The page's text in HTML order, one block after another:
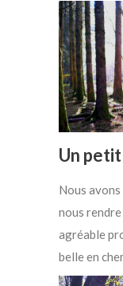
Un
Nous
nous rendre
agréable
belle en